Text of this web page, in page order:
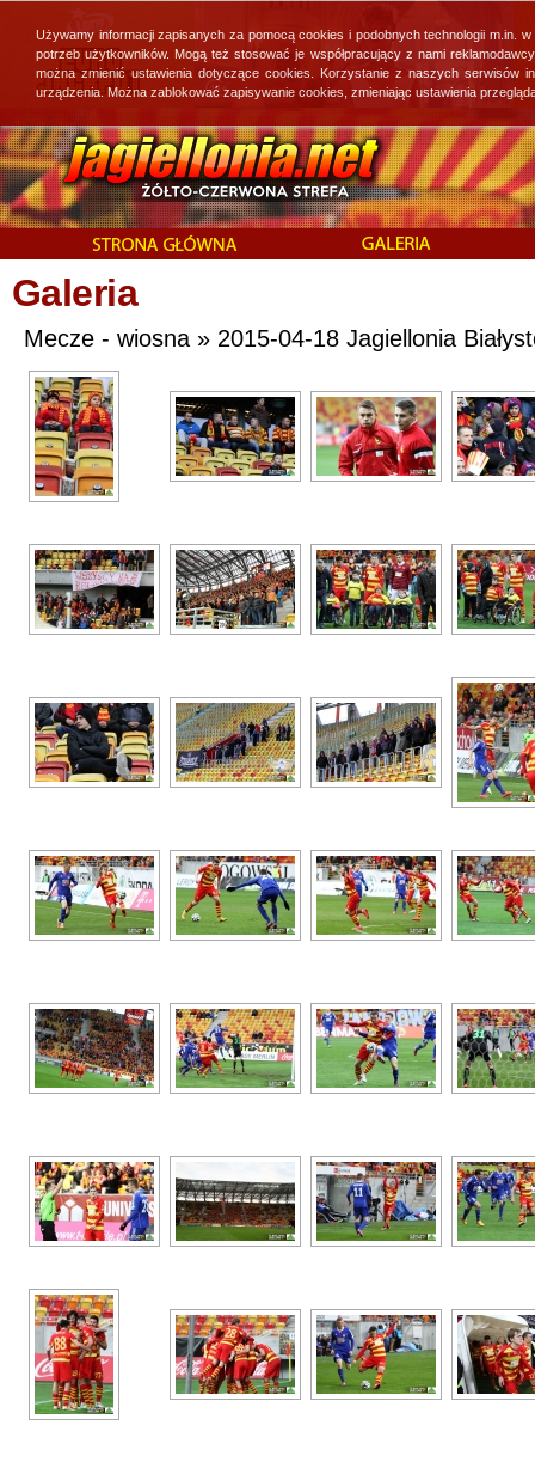
Galeria
Mecze - wiosna » 2015-04-18 Jagiellonia
Używamy informacji zapisanych za pomocą cookies i podobnych technologii
potrzeb użytkowników. Mogą też stosować je współpracujący z nami
można zmienić ustawienia dotyczące cookies. Korzystanie z naszych
urządzenia. Można zablokować zapisywanie cookies, zmieniając ustawienia